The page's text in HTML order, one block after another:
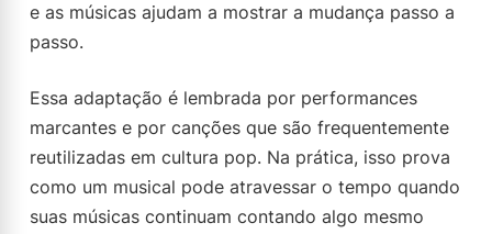
e as músicas ajudam a mostrar a mudança passo a
passo.
Essa adaptação é lembrada por performances
marcantes e por canções que são frequentemente
reutilizadas em cultura pop. Na prática, isso prova
como um musical pode atravessar o tempo quando
suas músicas continuam contando algo mesmo